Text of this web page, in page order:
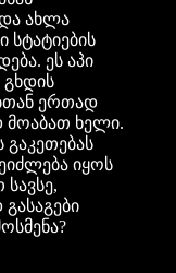
ახლა
სტატიების
ეს აპი
გხდის
ერთად
მოაბათ ხელი.
გაკეთებას
იყოს